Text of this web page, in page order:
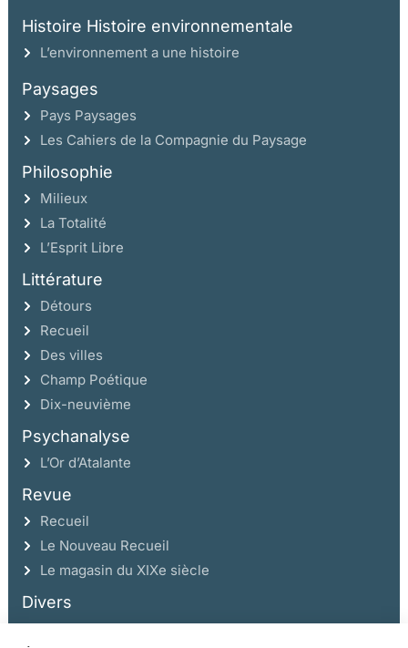
Histoire Histoire environnementale
L’environnement a une histoire
Paysages
Pays Paysages
Les Cahiers de la Compagnie du Paysage
Philosophie
Milieux
La Totalité
L’Esprit Libre
Littérature
Détours
Recueil
Des villes
Champ Poétique
Dix-neuvième
Psychanalyse
L’Or d’Atalante
Revue
Recueil
Le Nouveau Recueil
Le magasin du XIXe siècle
Divers